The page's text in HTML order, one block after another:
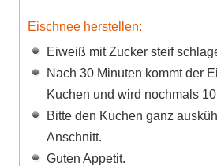
Eischnee herstellen:
Eiweiß mit Zucker steif
Nach 30 Minuten kommt der
Kuchen und wird nochmals
Bitte den Kuchen ganz
Anschnitt.
Guten Appetit.